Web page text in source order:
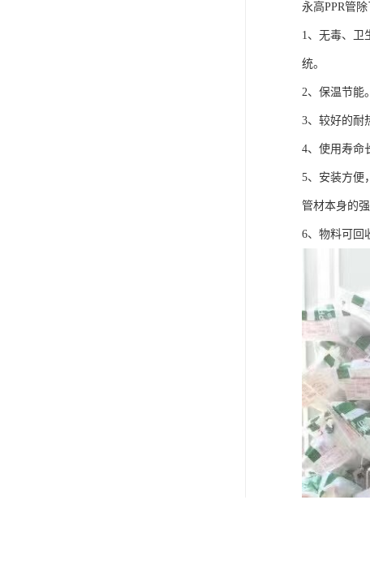
永高PPR管
1、无毒、卫
统。
2、保温节能
3、较好的耐
4、使用寿命
5、安装方便
管材本身的强
6、物料可回